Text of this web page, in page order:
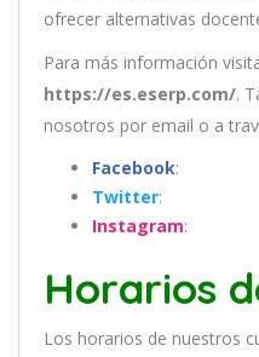
ofrecer alternativas
Para más información
https://es.eserp.com/.
nosotros por email o a
Facebook:
Twitter:
Instagram:
Horarios
Los horarios de nuestros